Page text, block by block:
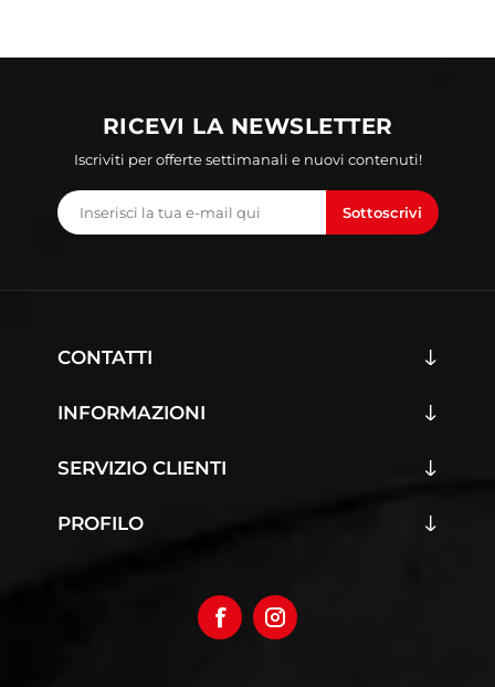
RICEVI LA NEWSLETTER
Iscriviti per offerte settimanali e nuovi contenuti!
Sottoscrivi
CONTATTI
INFORMAZIONI
SERVIZIO CLIENTI
PROFILO